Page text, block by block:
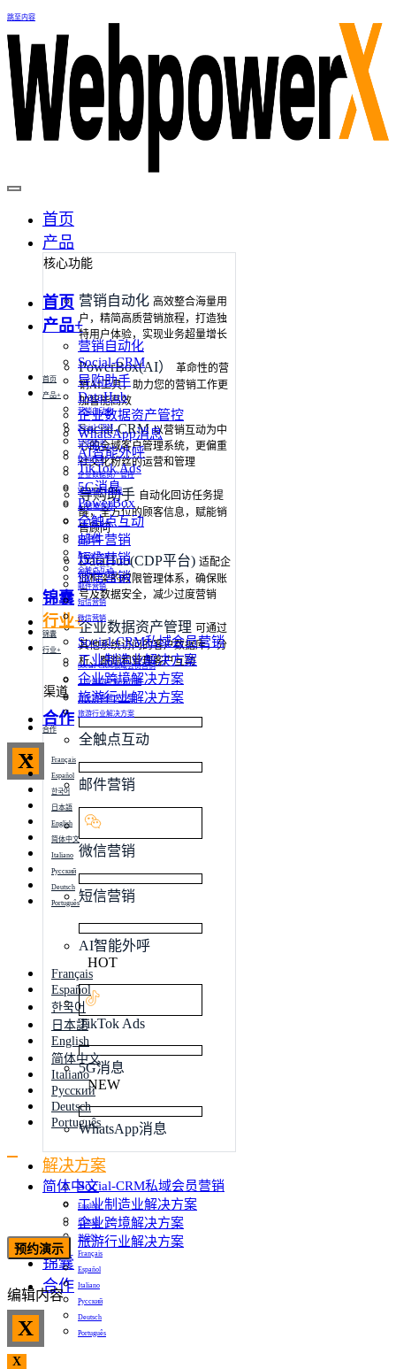
跳至内容
首页
产品
核心功能
营销自动化 高效整合海量用
户，精简高质营销旅程，打造独
特用户体验，实现业务超量增长
PowerBox(AI）
革命性的营
销AI工具，助力您的营销工作更
加智能高效
Social-CRM 以营销互动为中
心的全域客户管理系统，更偏重
社交化粉丝的运营和管理
导购助手 ⾃动化回访任务提
醒，全⽅位的顾客信息，赋能销
售顾问
DataHub(CDP平台) 适配企
业构架的权限管理体系，确保账
号及数据安全，减少过度营销
企业数据资产管理 可通过
其他系统访问的客户数据库，分
析、跟踪和管理客户互动
渠道
全触点互动
邮件营销
微信营销
短信营销
AI智能外呼
HOT
TikTok Ads
5G消息
NEW
WhatsApp消息
解决方案
Social-CRM私域会员营销
工业制造业解决方案
企业跨境解决方案
旅游行业解决方案
锦囊
合作
X
首页
产品+
营销自动化
Social-CRM
导购助手
DataHub
企业数据资产管控
WhatsApp消息
AI智能外呼
TikTok Ads
5G消息
PowerBox
全触点互动
邮件营销
短信营销
微信营销
锦囊
行业+
Social-CRM私域会员营销
工业制造业解决方案
企业跨境解决方案
旅游行业解决方案
合作
X
首页
产品+
营销自动化
Social-CRM
导购助手
DataHub
企业数据资产管控
WhatsApp消息
AI智能外呼
TikTok Ads
5G消息
PowerBox
全触点互动
邮件营销
短信营销
微信营销
锦囊
行业+
Social-CRM私域会员营销
工业制造业解决方案
企业跨境解决方案
旅游行业解决方案
合作
Français
Español
한국어
日本語
English
简体中文
Italiano
Русский
Deutsch
Português
Français
Español
한국어
日本語
English
简体中文
Italiano
Русский
Deutsch
Português
简体中文
English
日本語
한국어
Français
Español
Italiano
Русский
Deutsch
Português
X
预约演示
编辑内容